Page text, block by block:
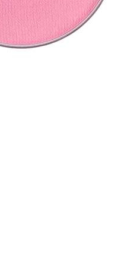
CREARE UN ACCOUNT